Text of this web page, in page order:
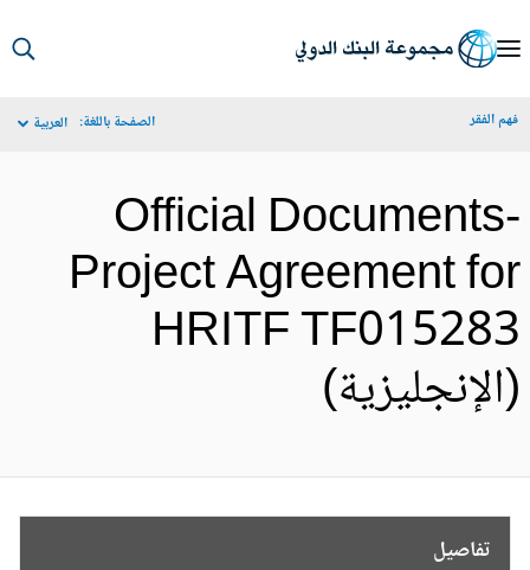
الفقر الصفحة باللغة: العربية
Official
Project Agreement
HRITF
تفاصيل